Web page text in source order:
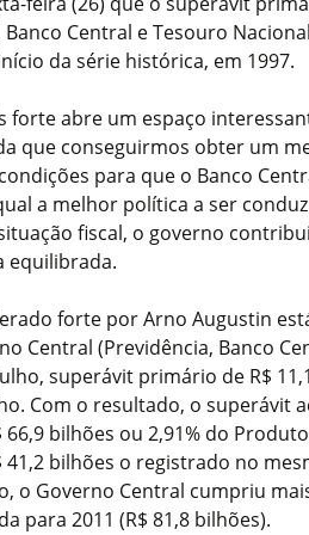
Banco Central e Tesouro
da série histórica, em 1997.
forte abre um espaço
que conseguirmos obter um
para que o Banco
a melhor política a ser
fiscal, o governo
equilibrada.
forte por Arno Augustin
Central (Previdência, Banco
superávit primário de R$
Com o resultado, o superávit
bilhões ou 2,91% do
41,2 bilhões o registrado no
o Governo Central cumpriu
para 2011 (R$ 81,8 bilhões).